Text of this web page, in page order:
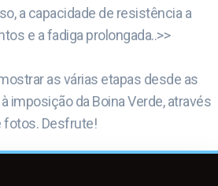
a capacidade de resistência a
e a fadiga prolongada..>>
as várias etapas desde as
imposição da Boina Verde, através
fotos. Desfrute!